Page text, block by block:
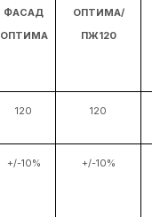
ФАСАД
ОПТИМА
ОПТИМА/
ПЖ120
120 120
+/-10% +/-10%